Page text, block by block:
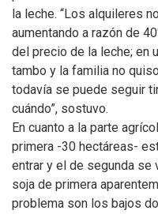
la leche. “Los alquileres
aumentando a razón de
del precio de la leche; en
tambo y la familia no
todavía se puede seguir
cuándo”, sostuvo.
En cuanto a la parte
primera -30 hectáreas-
entrar y el de segunda se
soja de primera
problema son los bajos